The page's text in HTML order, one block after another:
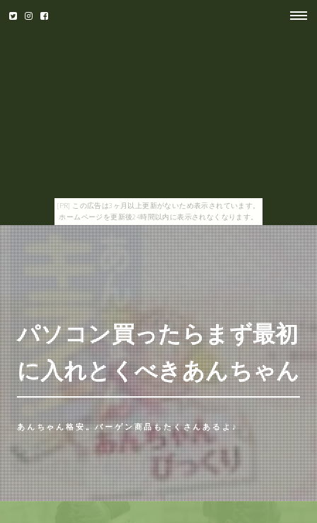
[PR] この広告は3ヶ月以上更新がないため表示されています。
ホームページを更新後24時間以内に表示されなくなります。
パソコン買ったらまず最初
に入れとくべきあんちゃん
あんちゃん格安。バーゲン商品もたくさんあるよ♪